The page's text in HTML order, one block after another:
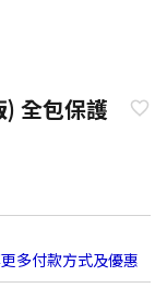
全包保護
多付款方式及優惠